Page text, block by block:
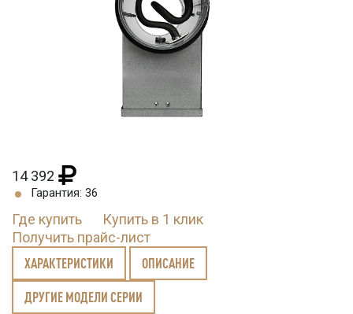
14 392
Гарантия: 36
Где купить
Купить в 1 клик
Получить прайс-лист
ХАРАКТЕРИСТИКИ ОПИСАНИЕ
ДРУГИЕ МОДЕЛИ СЕРИИ